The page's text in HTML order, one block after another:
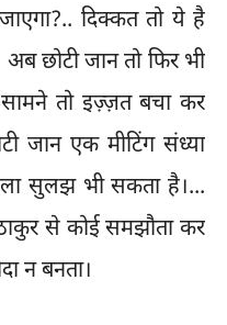
दिक्कत तो ये है
छोटी जान तो फिर भी
तो इज़्ज़त बचा कर
जान एक मीटिंग संध्या
सुलझ भी सकता है।...
से कोई समझौता कर
न बनता।